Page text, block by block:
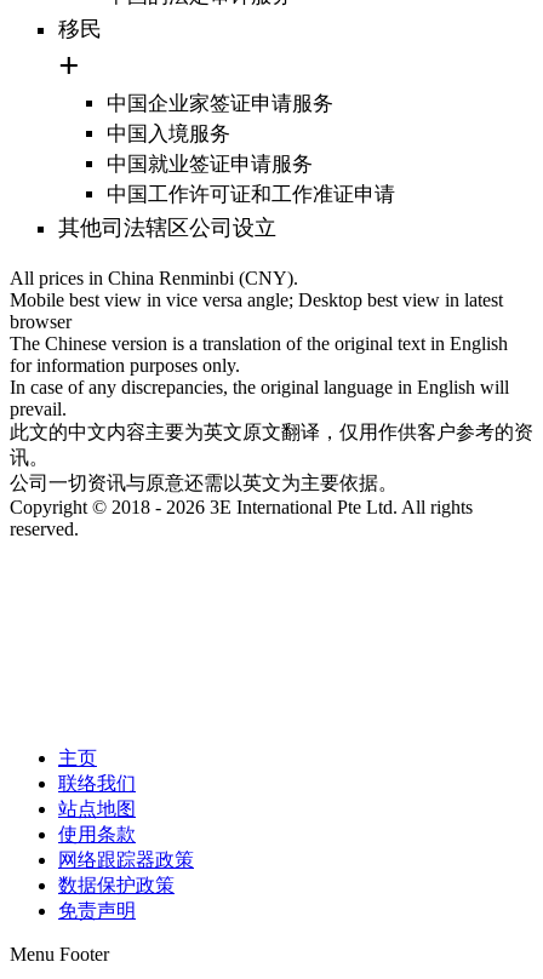
移民
中国企业家签证申请服务
中国入境服务
中国就业签证申请服务
中国工作许可证和工作准证申请
其他司法辖区公司设立
All prices in China Renminbi (CNY).
Mobile best view in vice versa angle; Desktop best view in latest
browser
The Chinese version is a translation of the original text in English
for information purposes only.
In case of any discrepancies, the original language in English will
prevail.
此文的中文内容主要为英文原文翻译，仅用作供客户参考的资
讯。
公司一切资讯与原意还需以英文为主要依据。
Copyright © 2018 - 2026 3E International Pte Ltd. All rights
reserved.
主页
联络我们
站点地图
使用条款
网络跟踪器政策
数据保护政策
免责声明
Menu Footer